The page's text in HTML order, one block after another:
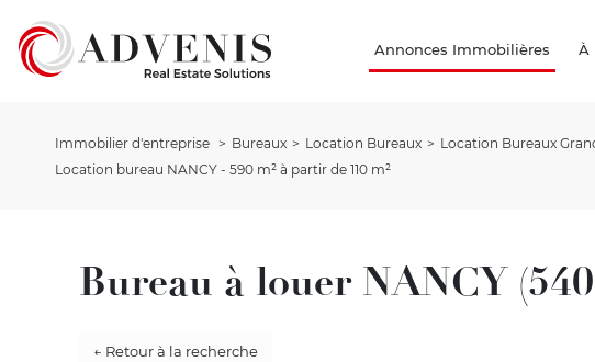
Annonces Immobilières À
Immobilier d'entreprise Bureaux Location Bureaux Location Bureaux
Location bureau NANCY - 590 m² à partir de 110 m²
Bureau à louer NANCY
← Retour à la recherche